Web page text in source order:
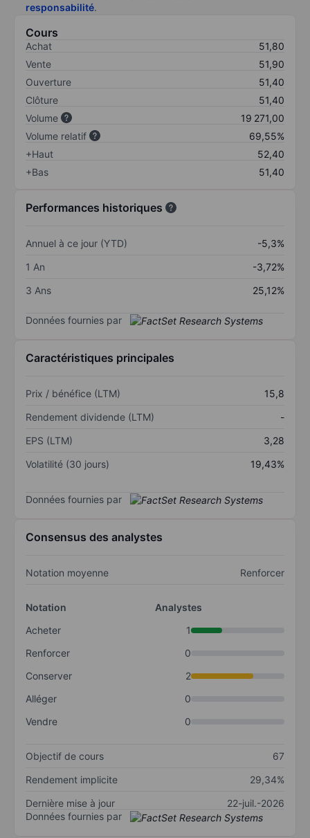
responsabilité.
Cours
Achat
51,80
Vente
51,90
Ouverture
51,40
Clôture
51,40
Volume
19 271,00
Volume relatif
69,55%
+Haut
52,40
+Bas
51,40
Performances historiques
Annuel à ce jour (YTD)
-5,3%
1 An
-3,72%
3 Ans
25,12%
Données fournies par
Caractéristiques principales
Prix / bénéfice (LTM)
15,8
Rendement dividende (LTM)
-
EPS (LTM)
3,28
Volatilité (30 jours)
19,43%
Données fournies par
Consensus des analystes
Notation moyenne Renforcer
Notation
Analystes
Acheter
1
Renforcer
0
Conserver
2
Alléger
0
Vendre
0
Objectif de cours
67
Rendement implicite
29,34%
Dernière mise à jour
22-juil.-2026
Données fournies par